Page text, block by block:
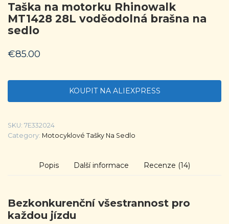
Taška na motorku Rhinowalk
MT1428 28L voděodolná brašna na
sedlo
€85.00
KOUPIT NA ALIEXPRESS
SKU: 7E332024
Category: Motocyklové Tašky Na Sedlo
Popis Další informace Recenze (14)
Bezkonkurenční všestrannost pro
každou jízdu